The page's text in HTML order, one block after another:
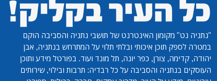
"נתניה נט" מקומון האינטרנט של תושבי נתניה והסביבה הוקם
במטרה לספק תוכן איכותי ובלתי תלוי על המתרחש בנתניה, אבן
יהודה, קדימה, צורן, כפר יונה, תל מונד ועוד. בפורטל מידע ותוכן
העוסקים בנתניה והסביבה על כל רבדיה: תרבות ובילוי, שירותים